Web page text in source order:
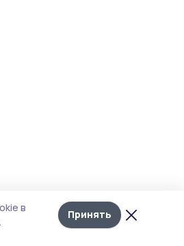
Лента
новостей
в
Принять